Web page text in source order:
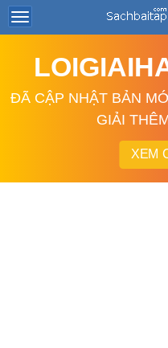
ĐÃ CẬP NHẬT BẢN
GIẢI
XEM